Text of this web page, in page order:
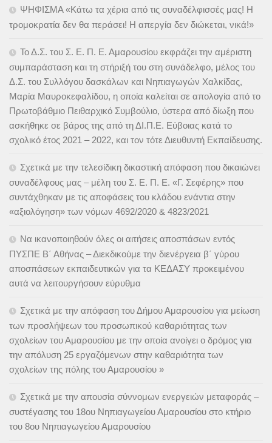
ΨΗΦΙΣΜΑ «Κάτω τα χέρια από τις συναδέλφισσές μας! Η
τρομοκρατία δεν θα περάσει! Η απεργία δεν διώκεται, νικά!»
Το Δ.Σ. του Σ. Ε. Π. Ε. Αμαρουσίου εκφράζει την αμέριστη
συμπαράσταση και τη στήριξή του στη συνάδελφο, μέλος του
Δ.Σ. του Συλλόγου δασκάλων και Νηπιαγωγών Χαλκίδας,
Μαρία Μαυροκεφαλίδου, η οποία καλείται σε απολογία από το
Πρωτοβάθμιο Πειθαρχικό Συμβούλιο, ύστερα από δίωξη που
ασκήθηκε σε βάρος της από τη ΔΙ.Π.Ε. Εύβοιας κατά το
σχολικό έτος 2021 – 2022, και τον τότε Διευθυντή Εκπαίδευσης.
Σχετικά με την τελεσίδικη δικαστική απόφαση που δικαιώνει
συναδέλφους μας – μέλη του Σ. Ε. Π. Ε. «Γ. Σεφέρης» που
συντάχθηκαν με τις αποφάσεις του κλάδου ενάντια στην
«αξιολόγηση» των νόμων 4692/2020 & 4823/2021
Να ικανοποιηθούν όλες οι αιτήσεις αποσπάσων εντός
ΠΥΣΠΕ Β΄ Αθήνας – Διεκδικούμε την διενέργεια β΄ γύρου
αποσπάσεων εκπαιδευτικών για τα ΚΕΔΑΣΥ προκειμένου
αυτά να λειτουργήσουν εύρυθμα
Σχετικά με την απόφαση του Δήμου Αμαρουσίου για μείωση
των προσλήψεων του προσωπικού καθαριότητας των
σχολείων του Αμαρουσίου με την οποία ανοίγει ο δρόμος για
την απόλυση 25 εργαζόμενων στην καθαριότητα των
σχολείων της πόλης του Αμαρουσίου »
Σχετικά με την απουσία σύννομων ενεργειών μεταφοράς –
συστέγασης του 18ου Νηπιαγωγείου Αμαρουσίου στο κτήριο
του 8ου Νηπιαγωγείου Αμαρουσίου